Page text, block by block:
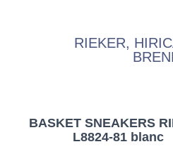
RIEKER,
BASKET SNEAKERS
L8824-81 blanc